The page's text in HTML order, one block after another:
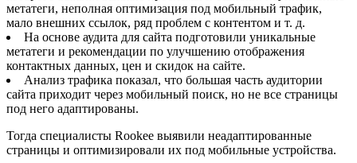
метатеги, неполная оптимизация под мобильный трафик,
мало внешних ссылок, ряд проблем с контентом и т. д.
На основе аудита для сайта подготовили уникальные
метатеги и рекомендации по улучшению отображения
контактных данных, цен и скидок на сайте.
Анализ трафика показал, что большая часть аудитории
сайта приходит через мобильный поиск, но не все страницы
под него адаптированы.
Тогда специалисты Rookee выявили неадаптированные
страницы и оптимизировали их под мобильные устройства.